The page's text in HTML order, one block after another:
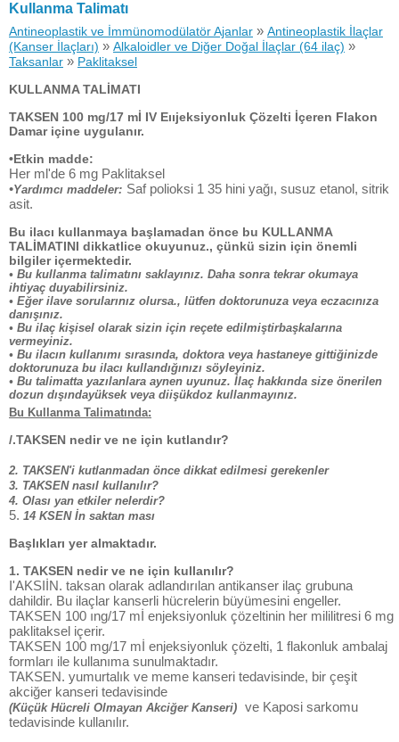
Kullanma Talimatı
Antineoplastik ve İmmünomodülatör Ajanlar » Antineoplastik İlaçlar
(Kanser İlaçları) » Alkaloidler ve Diğer Doğal İlaçlar (64 ilaç) »
Taksanlar » Paklitaksel
KULLANMA TALİMATI
TAKSEN 100 mg/17 mİ IV Eııjeksiyonluk Çözelti İçeren Flakon
Damar içine uygulanır.
•Etkin madde:
Her ml'de 6 mg Paklitaksel
•Yardımcı maddeler: Saf polioksi 1 35 hini yağı, susuz etanol, sitrik
asit.
Bu ilacı kullanmaya başlamadan önce bu KULLANMA
TALİMATINI dikkatlice okuyunuz., çünkü sizin için önemli
bilgiler içermektedir.
• Bu kullanma talimatını saklayınız. Daha sonra tekrar okumaya
ihtiyaç duyabilirsiniz.
• Eğer ilave sorularınız olursa., lütfen doktorunuza veya eczacınıza
danışınız.
• Bu ilaç kişisel olarak sizin için reçete edilmiştirbaşkalarına
vermeyiniz.
• Bu ilacın kullanımı sırasında, doktora veya hastaneye gittiğinizde
doktorunuza bu ilacı kullandığınızı söyleyiniz.
• Bu talimatta yazılanlara aynen uyunuz. İlaç hakkında size önerilen
dozun dışındayüksek veya diişükdoz kullanmayınız.
Bu Kullanma Talimatında:
/.TAKSEN nedir ve ne için kutlandır?
2. TAKSEN'i kutlanmadan önce dikkat edilmesi gerekenler
3. TAKSEN nasıl kullanılır?
4. Olası yan etkiler nelerdir?
5. 14 KSEN İn saktan ması
Başlıkları yer almaktadır.
1. TAKSEN nedir ve ne için kullanılır?
I'AKSIİN. taksan olarak adlandırılan antikanser ilaç grubuna
dahildir. Bu ilaçlar kanserli hücrelerin büyümesini engeller.
TAKSEN 100 ıng/17 mİ enjeksiyonluk çözeltinin her mililitresi 6 mg
paklitaksel içerir.
TAKSEN 100 mg/17 mİ enjeksiyonluk çözelti, 1 flakonluk ambalaj
formları ile kullanıma sunulmaktadır.
TAKSEN. yumurtalık ve meme kanseri tedavisinde, bir çeşit
akciğer kanseri tedavisinde
(Küçük Hücreli Olmayan Akciğer Kanseri) ve Kaposi sarkomu
tedavisinde kullanılır.